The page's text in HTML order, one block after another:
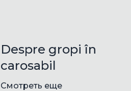
Despre gropi în
carosabil
Смотреть еще